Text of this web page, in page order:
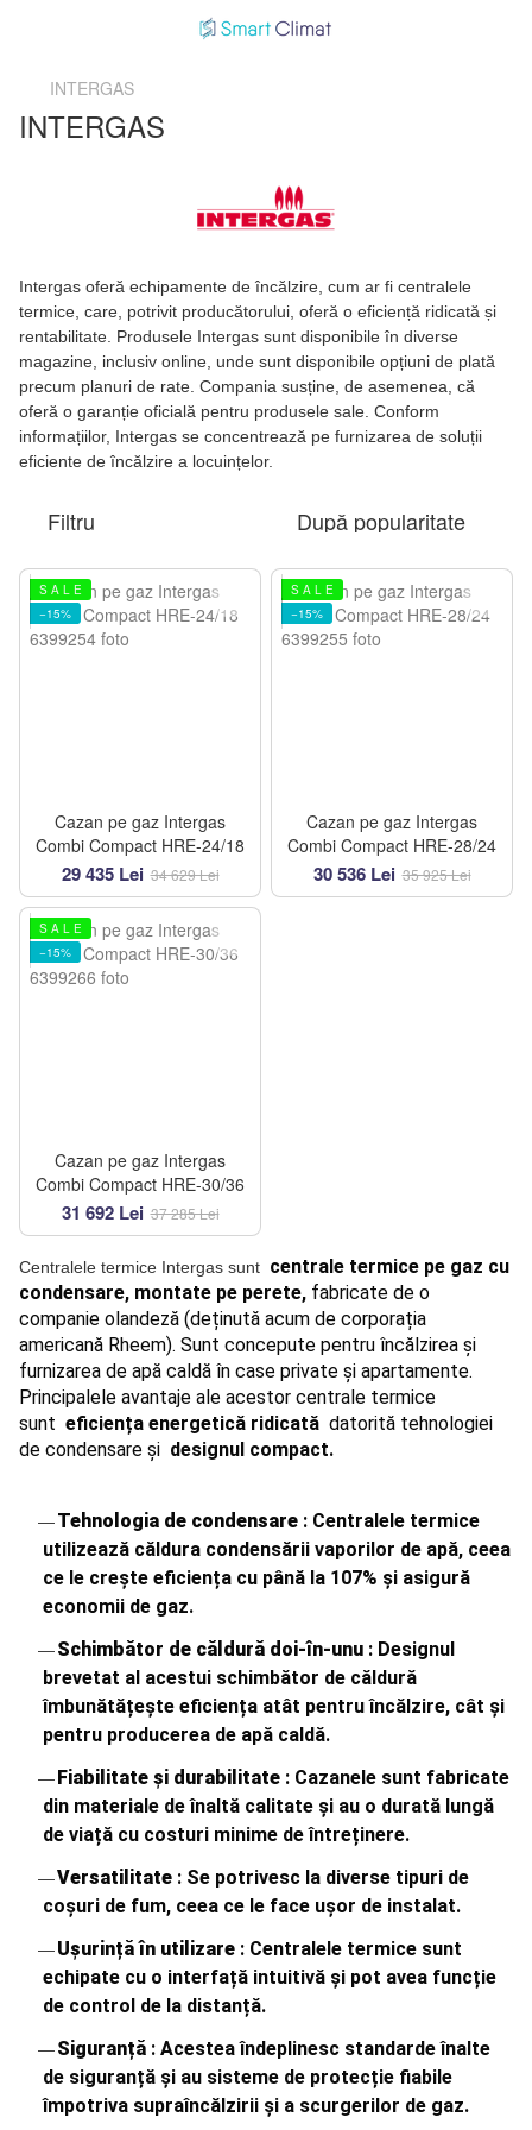
INTERGAS
INTERGAS
Intergas oferă echipamente de încălzire, cum ar fi centralele
termice, care, potrivit producătorului, oferă o eficiență ridicată și
rentabilitate. Produsele Intergas sunt disponibile în diverse
magazine, inclusiv online, unde sunt disponibile opțiuni de plată
precum planuri de rate. Compania susține, de asemenea, că
oferă o garanție oficială pentru produsele sale. Conform
informațiilor, Intergas se concentrează pe furnizarea de soluții
eficiente de încălzire a locuințelor.
Filtru După popularitate
S A L E
−15%
Cazan pe gaz Intergas
Combi Compact HRE-24/18
29 435 Lei 34 629 Lei
S A L E
−15%
Cazan pe gaz Intergas
Combi Compact HRE-28/24
30 536 Lei 35 925 Lei
S A L E
−15%
Cazan pe gaz Intergas
Combi Compact HRE-30/36
31 692 Lei 37 285 Lei
Centralele termice Intergas sunt centrale termice pe gaz cu
condensare, montate pe perete, fabricate de o
companie olandeză (deținută acum de corporația
americană Rheem). Sunt concepute pentru încălzirea și
furnizarea de apă caldă în case private și apartamente.
Principalele avantaje ale acestor centrale termice
sunt eficiența energetică ridicată datorită tehnologiei
de condensare și designul compact.
Tehnologia de condensare : Centralele termice
utilizează căldura condensării vaporilor de apă, ceea
ce le crește eficiența cu până la 107% și asigură
economii de gaz.
Schimbător de căldură doi-în-unu : Designul
brevetat al acestui schimbător de căldură
îmbunătățește eficiența atât pentru încălzire, cât și
pentru producerea de apă caldă.
Fiabilitate și durabilitate : Cazanele sunt fabricate
din materiale de înaltă calitate și au o durată lungă
de viață cu costuri minime de întreținere.
Versatilitate : Se potrivesc la diverse tipuri de
coșuri de fum, ceea ce le face ușor de instalat.
Ușurință în utilizare : Centralele termice sunt
echipate cu o interfață intuitivă și pot avea funcție
de control de la distanță.
Siguranță : Acestea îndeplinesc standarde înalte
de siguranță și au sisteme de protecție fiabile
împotriva supraîncălzirii și a scurgerilor de gaz.